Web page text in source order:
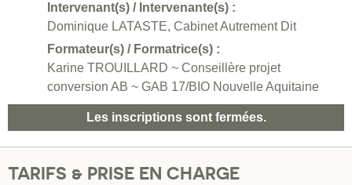
Intervenant(s) / Intervenante(s) :
Dominique LATASTE, Cabinet Autrement Dit
Formateur(s) / Formatrice(s) :
Karine TROUILLARD ~ Conseillère projet
conversion AB ~ GAB 17/BIO Nouvelle Aquitaine
Les inscriptions sont fermées.
TARIFS & PRISE EN CHARGE